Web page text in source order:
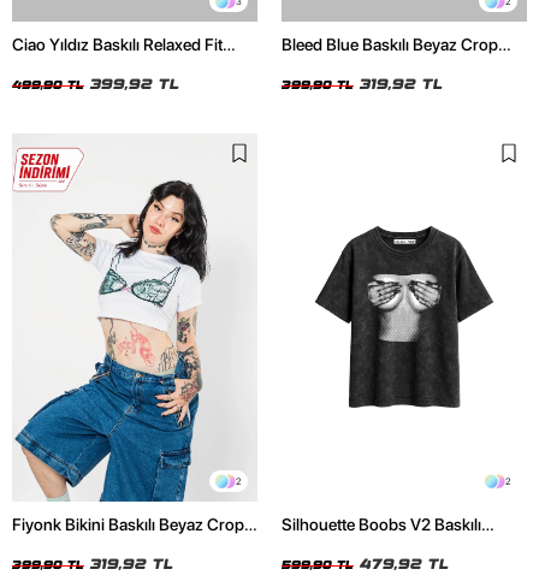
Ciao Yıldız Baskılı Relaxed Fit
499,90 TL 399,92 TL
Bleed Blue Baskılı Beyaz Crop
399,90 TL 319,92 TL
2
Fiyonk Bikini Baskılı Beyaz Crop
399,90 TL 319,92 TL
2
Silhouette Boobs V2 Baskılı
Tshirt
599,90 TL 479,92 TL